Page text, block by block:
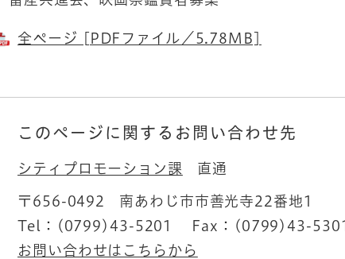
全ページ [PDFファイル／5.78MB]
このページに関するお問い合わせ先
シティプロモーション課 直通
〒656-0492
南あわじ市市善光寺22番地1
Tel：(0799)43-5201
Fax：(0799)43-5301
お問い合わせはこちらから